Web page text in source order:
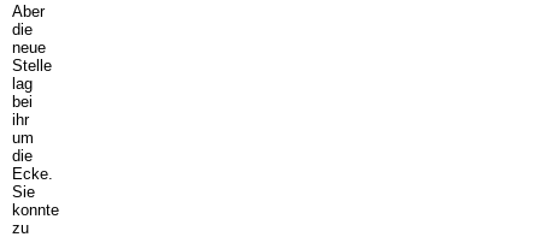
Aber
die
neue
Stelle
lag
bei
ihr
um
die
Ecke.
Sie
konnte
zu